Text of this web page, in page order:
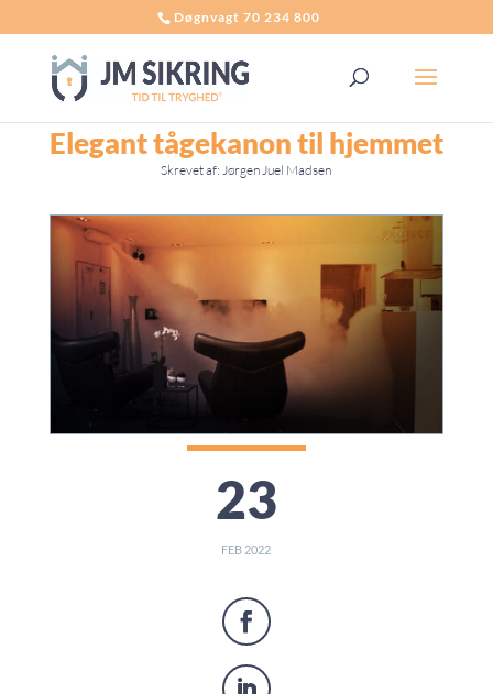
Døgnvagt 70 234 800
Elegant tågekanon til hjemmet
Skrevet af: Jørgen Juel Madsen
23
FEB 2022